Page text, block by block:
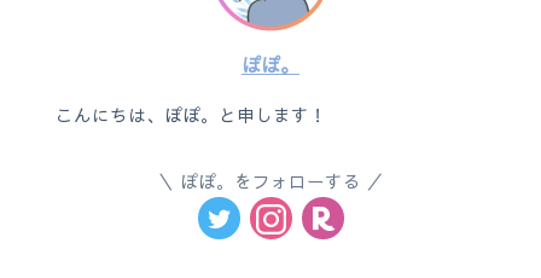
ぽぽ。
こんにちは、ぽぽ。と申します！
ぽぽ。をフォローする